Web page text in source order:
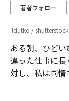
著者フォロー
ldutko / shutterstock
ある朝、ひど
違った仕事に
対し、私は同情